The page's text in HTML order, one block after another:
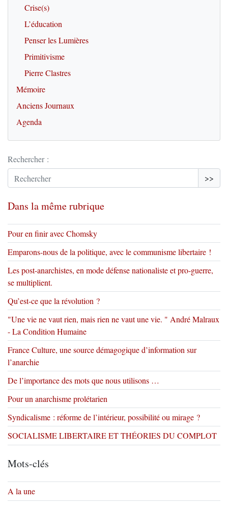
Crise(s)
L’éducation
Penser les Lumières
Primitivisme
Pierre Clastres
Mémoire
Anciens Journaux
Agenda
Rechercher :
>>
Dans la même rubrique
Pour en finir avec Chomsky
Emparons-nous de la politique, avec le communisme libertaire !
Les post-anarchistes, en mode défense nationaliste et pro-guerre,
se multiplient.
Qu’est-ce que la révolution ?
"Une vie ne vaut rien, mais rien ne vaut une vie. " André Malraux
- La Condition Humaine
France Culture, une source démagogique d’information sur
l’anarchie
De l’importance des mots que nous utilisons …
Pour un anarchisme prolétarien
Syndicalisme : réforme de l’intérieur, possibilité ou mirage ?
SOCIALISME LIBERTAIRE ET THÉORIES DU COMPLOT
Mots-clés
A la une